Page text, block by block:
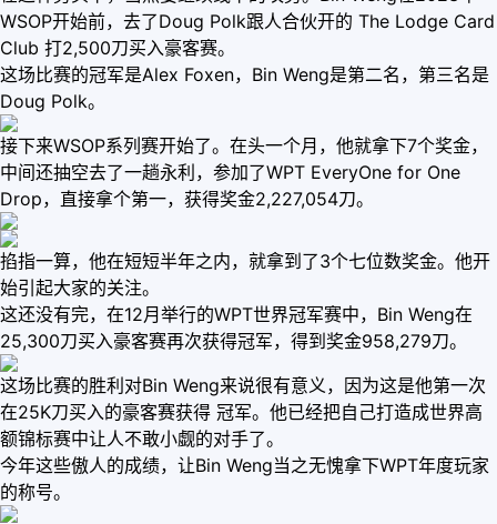
WSOP开始前，去了Doug Polk跟人合伙开的 The Lodge Card
Club 打2,500刀买入豪客赛。
这场比赛的冠军是Alex Foxen，Bin Weng是第二名，第三名是
Doug Polk。
接下来WSOP系列赛开始了。在头一个月，他就拿下7个奖金，
中间还抽空去了一趟永利，参加了WPT EveryOne for One
Drop，直接拿个第一，获得奖金2,227,054刀。
掐指一算，他在短短半年之内，就拿到了3个七位数奖金。他开
始引起大家的关注。
这还没有完，在12月举行的WPT世界冠军赛中，Bin Weng在
25,300刀买入豪客赛再次获得冠军，得到奖金958,279刀。
这场比赛的胜利对Bin Weng来说很有意义，因为这是他第一次
在25K刀买入的豪客赛获得 冠军。他已经把自己打造成世界高
额锦标赛中让人不敢小觑的对手了。
今年这些傲人的成绩，让Bin Weng当之无愧拿下WPT年度玩家
的称号。